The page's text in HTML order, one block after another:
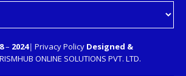
– 2024| Privacy Policy Designed &
ONLINE SOLUTIONS PVT. LTD.